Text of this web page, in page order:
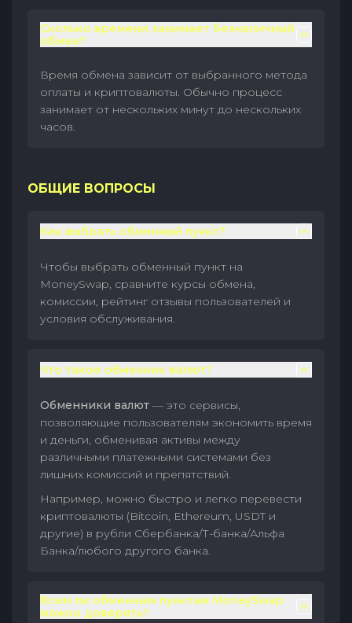
Сколько времени занимает безналичный
обмен?
Время обмена зависит от выбранного метода
оплаты и криптовалюты. Обычно процесс
занимает от нескольких минут до нескольких
часов.
ОБЩИЕ ВОПРОСЫ
Как выбрать обменный пункт?
Чтобы выбрать обменный пункт на
MoneySwap, сравните курсы обмена,
комиссии, рейтинг отзывы пользователей и
условия обслуживания.
Что такое обменник валют?
Обменники валют — это сервисы,
позволяющие пользователям экономить время
и деньги, обменивая активы между
различными платежными системами без
лишних комиссий и препятствий.
Например, можно быстро и легко перевести
криптовалюты (Bitcoin, Ethereum, USDT и
другие) в рубли Сбербанка/Т-банка/Альфа
Банка/любого другого банка.
Всем ли обменным пунктам MoneySwap
можно доверять?